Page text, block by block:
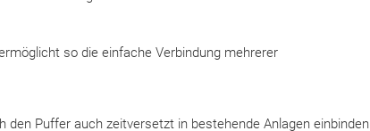
so die einfache Verbindung mehrerer
Puffer auch zeitversetzt in bestehende Anlagen einbinden